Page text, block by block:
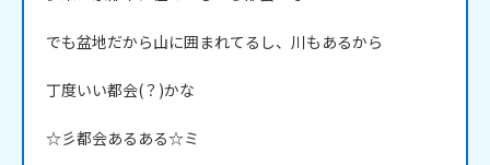
でも盆地だから山に囲まれてるし、川もあるから
丁度いい都会(？)かな
☆彡都会あるある☆ミ